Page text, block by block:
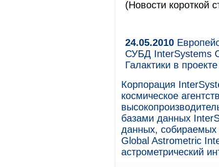
(Новости короткой
24.05.2010
СУБД InterSystems
Галактики в
Корпорация
космическое
базами данных
данных, собираемых
Global Astrometric
астрометрический